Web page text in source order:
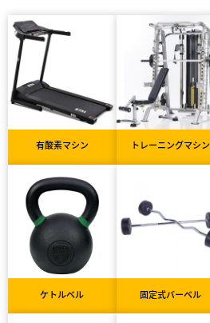
有酸素マシン トレーニングマシン
ケトルベル 固定式バーベル